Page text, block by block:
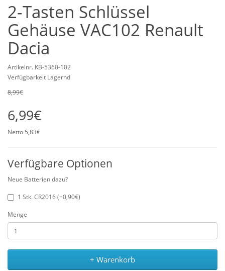
2-Tasten Schlüssel
Gehäuse VAC102 Renault
Dacia
Artikelnr. KB-5360-102
Verfügbarkeit Lagernd
8,99€
6,99€
Netto 5,83€
Verfügbare Optionen
Neue Batterien dazu?
1 Stk. CR2016 (+0,90€)
Menge
+ Warenkorb